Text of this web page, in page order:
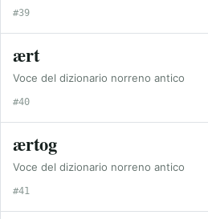
#39
ært
Voce del dizionario norreno antico
#40
ærtog
Voce del dizionario norreno antico
#41